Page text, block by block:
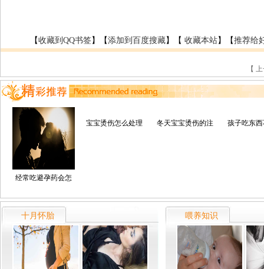
【收藏到QQ书签】【添加到百度搜藏】【 收藏本站】【推荐给
【
经常吃避孕药会怎
宝宝烫伤怎么处理 冬天宝宝烫伤的注 孩子吃东
十月怀胎 喂养知识